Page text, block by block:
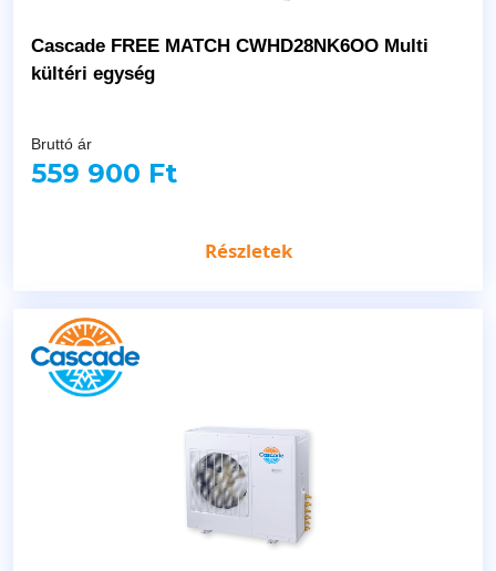
Cascade FREE MATCH CWHD28NK6OO Multi
kültéri egység
Bruttó ár
559 900 Ft
Részletek